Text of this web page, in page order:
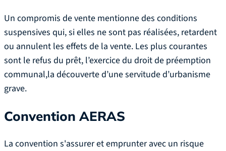
Un compromis de vente mentionne des conditions
suspensives qui, si elles ne sont pas réalisées, retardent
ou annulent les effets de la vente. Les plus courantes
sont le refus du prêt, l’exercice du droit de préemption
communal,la découverte d’une servitude d’urbanisme
grave.
Convention AERAS
La convention s'assurer et emprunter avec un risque